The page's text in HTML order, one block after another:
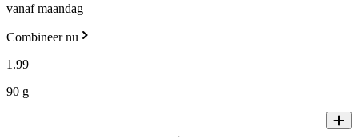
vanaf maandag
Combineer nu
1 .99
90 g